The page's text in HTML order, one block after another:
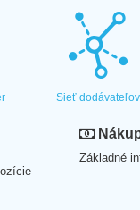
Sieť dodávateľov
Základné